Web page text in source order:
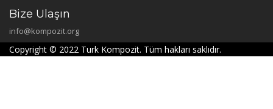
Bize Ulaşın
info@kompozit.org
Copyright © 2022 Turk Kompozit. Tüm hakları saklıdır.